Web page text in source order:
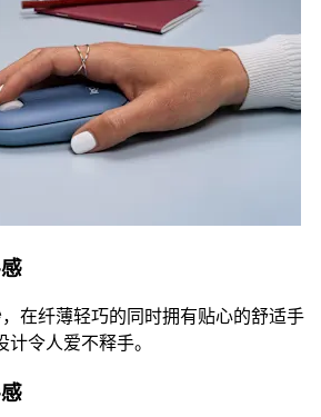
，在纤薄轻巧的同时拥有贴心的舒适手
令人爱不释手。